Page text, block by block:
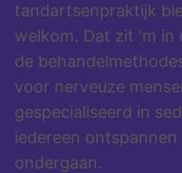
tandartsenpraktijk
welkom. Dat zit ‘m
de
voor nerveuze
gespecialiseerd in
iedereen
ondergaan.